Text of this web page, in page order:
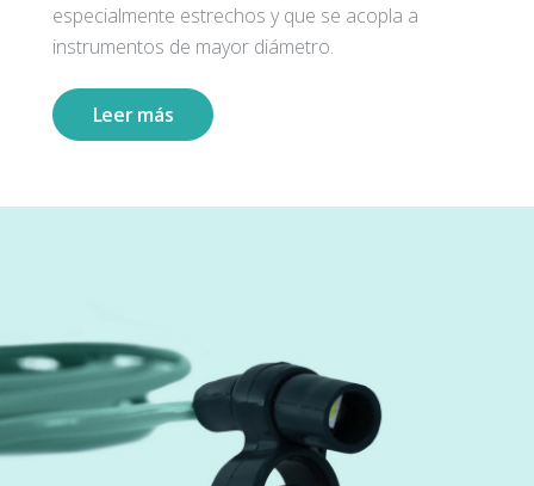
especialmente estrechos y que se acopla a
instrumentos de mayor diámetro.
Leer más